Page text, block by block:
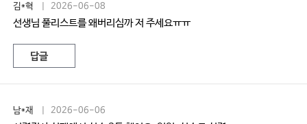
김*혁 | 2026-06-08
선생님 풀리스트를 왜버리심까 저 주세요ㅠㅠ
답글
남*재 | 2026-06-06